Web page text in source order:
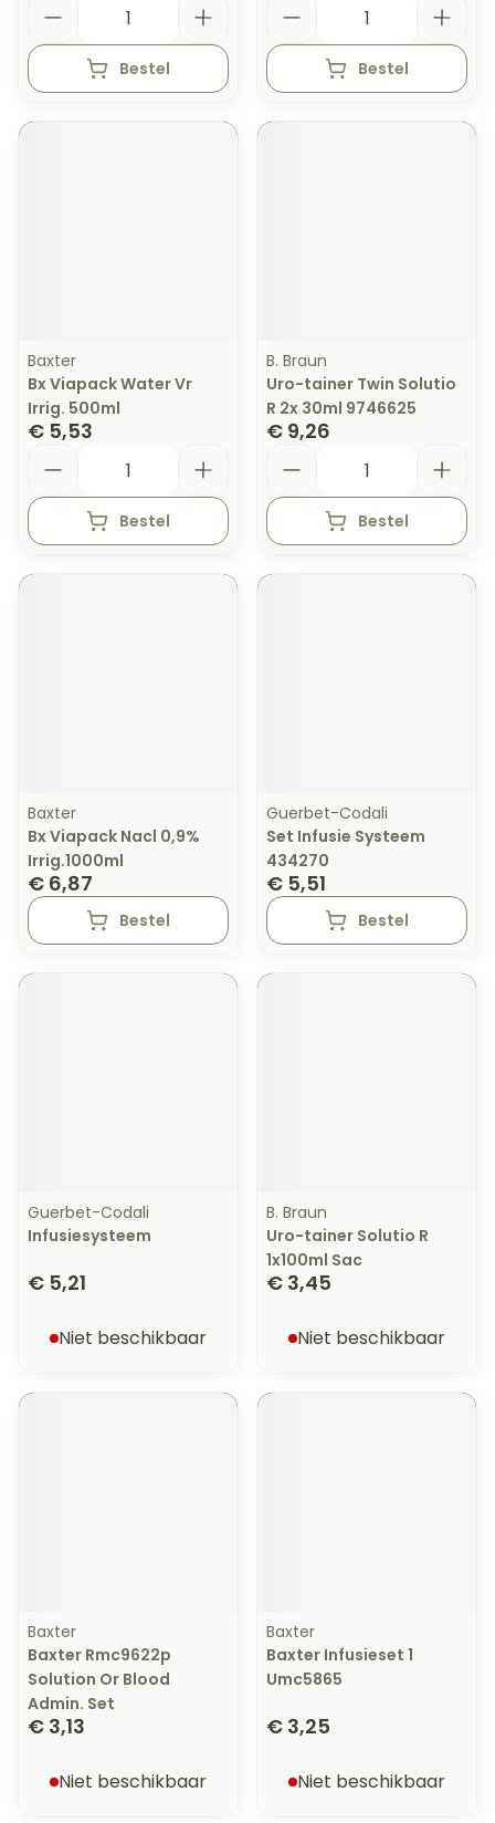
Bestel Bestel
Baxter
Bx Viapack Water Vr
Irrig. 500ml
€ 5,53
Bestel
B. Braun
Uro-tainer Twin Solutio
R 2x 30ml 9746625
€ 9,26
Bestel
Baxter
Bx Viapack Nacl 0,9%
Irrig.1000ml
€ 6,87
Bestel
Guerbet-Codali
Set Infusie Systeem
434270
€ 5,51
Bestel
Guerbet-Codali
Infusiesysteem
€ 5,21
Niet beschikbaar
B. Braun
Uro-tainer Solutio R
1x100ml Sac
€ 3,45
Niet beschikbaar
Baxter
Baxter Rmc9622p
Solution Or Blood
Admin. Set
€ 3,13
Niet beschikbaar
Baxter
Baxter Infusieset 1
Umc5865
€ 3,25
Niet beschikbaar